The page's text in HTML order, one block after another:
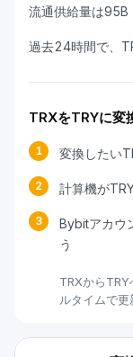
流通供給量は95B
過去24時間で、
TRXをTRYに変
1 変換したい
2 計算機が
3
Bybitアカウ
う
TRXから
ルタイムで更